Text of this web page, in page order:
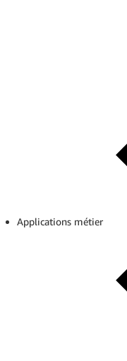
Applications métier